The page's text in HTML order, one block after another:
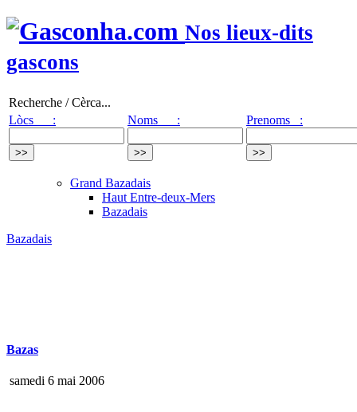
Nos lieux-dits
gascons
Recherche / Cèrca...
Lòcs :
Noms : Prenoms :
Grand Bazadais
Haut Entre-deux-Mers
Bazadais
Bazadais
Bazas
samedi 6 mai 2006